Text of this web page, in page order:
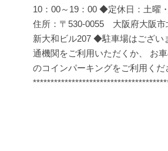
10：00～19：00 ◆定休日：土曜
住所：〒530-0055 大阪府大阪市
新大和ビル207 ◆駐車場はござい
通機関をご利用いただくか、
お
のコインパーキングをご利用くだ